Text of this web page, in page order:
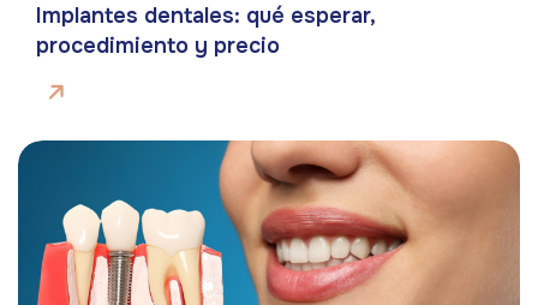
Implantes dentales: qué esperar,
procedimiento y precio